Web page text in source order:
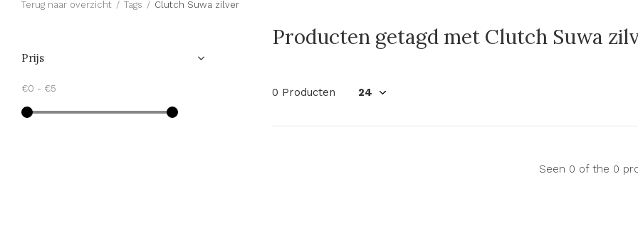
Terug naar overzicht Tags Clutch Suwa zilver
Producten getagd met Clutch Suwa
0 Producten
Seen 0 of the 0
Prijs
€0 - €5